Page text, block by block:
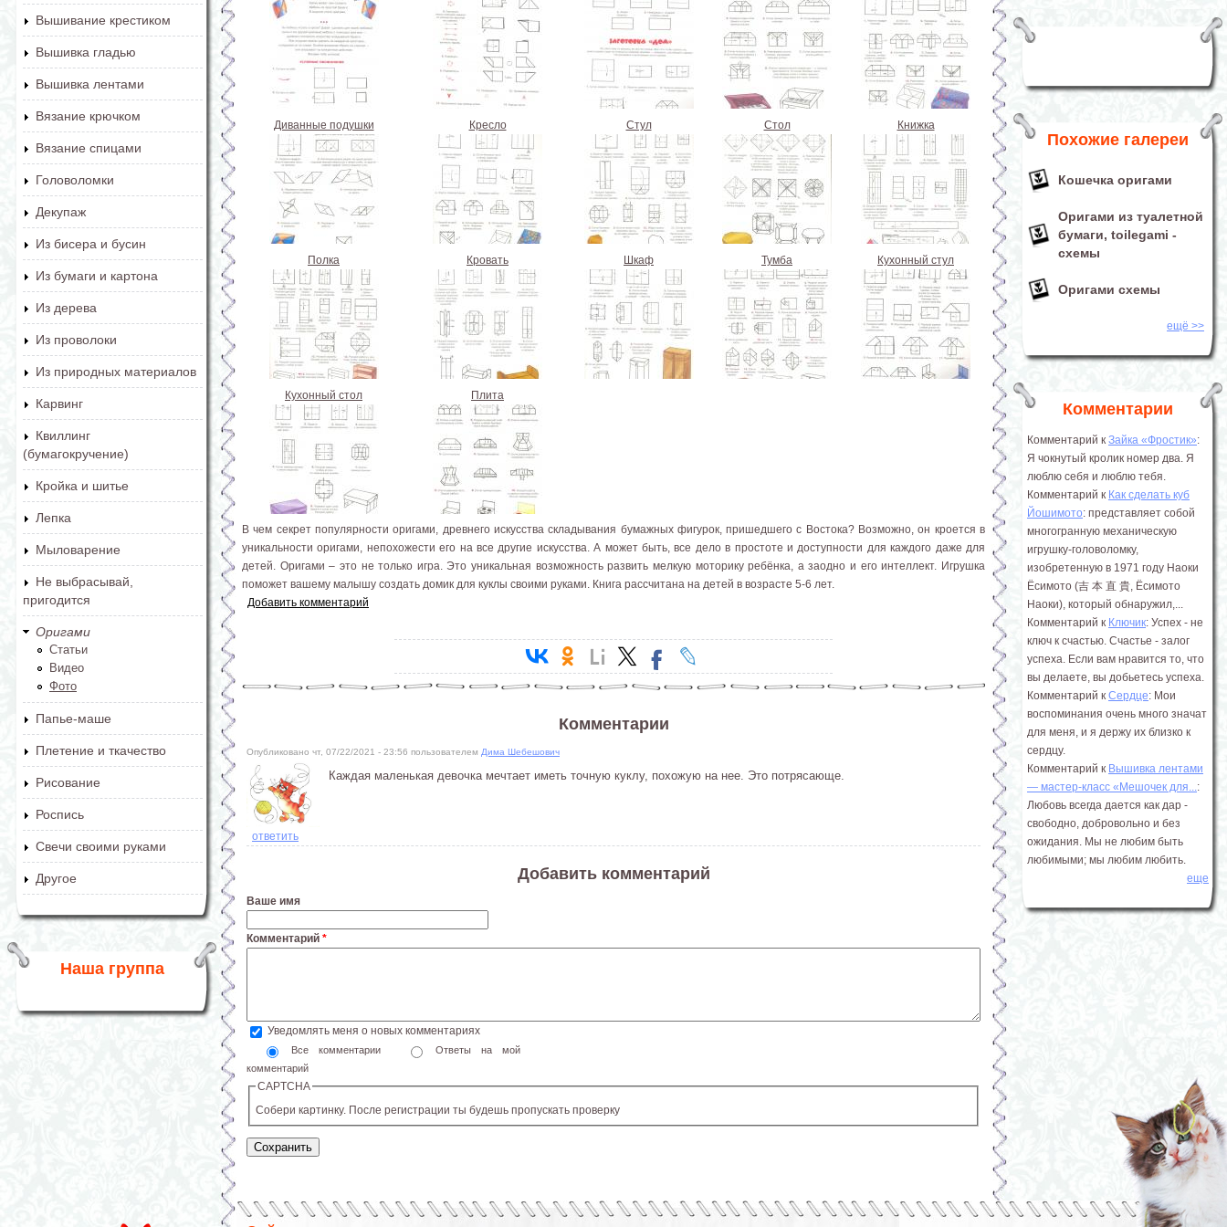
Вышивание крестиком
Вышивка гладью
Вышивка лентами
Вязание крючком
Вязание спицами
Головоломки
Декупаж
Из бисера и бусин
Из бумаги и картона
Из дерева
Из проволоки
Из природных материалов
Карвинг
Квиллинг
(бумагокручение)
Кройка и шитье
Лепка
Мыловарение
Не выбрасывай,
пригодится
Оригами
Статьи
Видео
Фото
Папье-маше
Плетение и ткачество
Рисование
Роспись
Свечи своими руками
Другое
Наша группа
Диванные подушки Кресло Стул Стол Книжка
Полка Кровать Шкаф Тумба Кухонный стул
Кухонный стол Плита
В чем секрет популярности оригами, древнего искусства складывания бумажных фигурок, пришедшего с Востока? Возможно, он кроется в
уникальности оригами, непохожести его на все другие искусства. А может быть, все дело в простоте и доступности для каждого даже для
детей. Оригами – это не только игра. Это уникальная возможность развить мелкую моторику ребёнка, а заодно и его интеллект. Игрушка
поможет вашему малышу создать домик для куклы своими руками. Книга рассчитана на детей в возрасте 5-6 лет.
Добавить комментарий
Комментарии
Опубликовано чт, 07/22/2021 - 23:56 пользователем Дима Шебешович
Каждая маленькая девочка мечтает иметь точную куклу, похожую на нее. Это потрясающе.
ответить
Добавить комментарий
Ваше имя
Комментарий *
Уведомлять меня о новых комментариях
Все комментарии
Ответы на мой
комментарий
CAPTCHA
Собери картинку. После регистрации ты будешь пропускать проверку
Похожие галереи
Кошечка оригами
Оригами из туалетной
бумаги, toilegami -
схемы
Оригами схемы
ещё >>
Комментарии
Комментарий к Зайка «Фростик»:
Я чокнутый кролик номер два. Я
люблю себя и люблю тебя.
Комментарий к Как сделать куб
Йошимото: представляет собой
многогранную механическую
игрушку-головоломку,
изобретенную в 1971 году Наоки
Ёсимото (吉 本 直 貴, Ёсимото
Наоки), который обнаружил,...
Комментарий к Ключик: Успех - не
ключ к счастью. Счастье - залог
успеха. Если вам нравится то, что
вы делаете, вы добьетесь успеха.
Комментарий к Сердце: Мои
воспоминания очень много значат
для меня, и я держу их близко к
сердцу.
Комментарий к Вышивка лентами
― мастер-класс «Мешочек для...:
Любовь всегда дается как дар -
свободно, добровольно и без
ожидания. Мы не любим быть
любимыми; мы любим любить.
еще